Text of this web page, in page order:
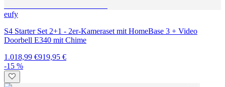
eufy
S4 Starter Set 2+1 - 2er-Kameraset mit HomeBase 3 + Video
Doorbell E340 mit Chime
1.018,99 €919,95 €
-15 %